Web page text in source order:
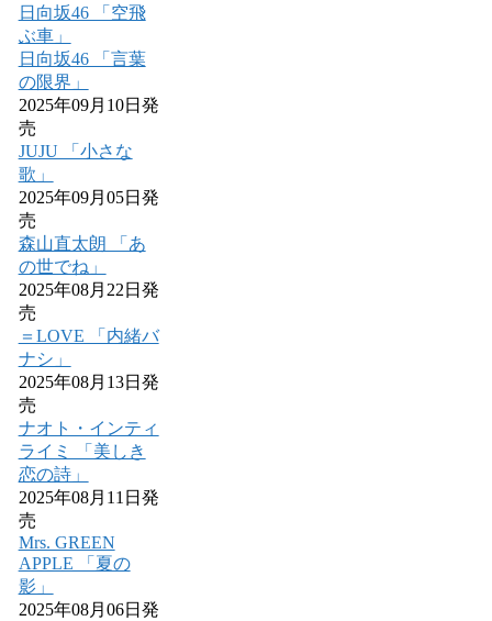
日向坂46 「空飛
ぶ車」
日向坂46 「言葉
の限界」
2025年09月10日発
売
JUJU 「小さな
歌」
2025年09月05日発
売
森山直太朗 「あ
の世でね」
2025年08月22日発
売
＝LOVE 「内緒バ
ナシ」
2025年08月13日発
売
ナオト・インティ
ライミ 「美しき
恋の詩」
2025年08月11日発
売
Mrs. GREEN
APPLE 「夏の
影」
2025年08月06日発